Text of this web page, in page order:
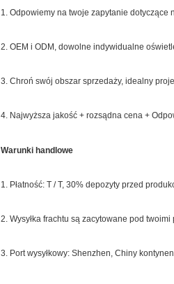
1. Odpowiemy na twoje zapytanie
2. OEM i ODM, dowolne indywidualne
3. Chroń swój obszar sprzedaży, idealny
4. Najwyższa jakość + rozsądna cena +
Warunki handlowe
1. Płatność: T / T, 30% depozyty przed
2. Wysyłka frachtu są zacytowane pod twoimi
3. Port wysyłkowy: Shenzhen, Chiny